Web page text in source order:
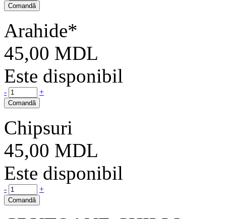
Comandă
Arahide*
45,00 MDL
Este disponibil
- +
Comandă
Chipsuri
45,00 MDL
Este disponibil
- +
Comandă